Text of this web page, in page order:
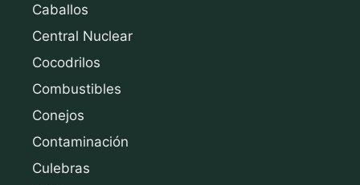
Caballos
Central Nuclear
Cocodrilos
Combustibles
Conejos
Contaminación
Culebras